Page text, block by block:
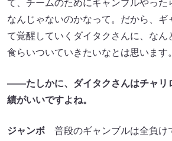
て、チームのためにギャンブルやった
なんじゃないのかなって。だから、ギ
て覚醒していくダイタクさんに、なん
食らいついていきたいなとは思います。
――たしかに、ダイタクさんはチャリ
績がいいですよね。
ジャンボ 普段のギャンブルは全負